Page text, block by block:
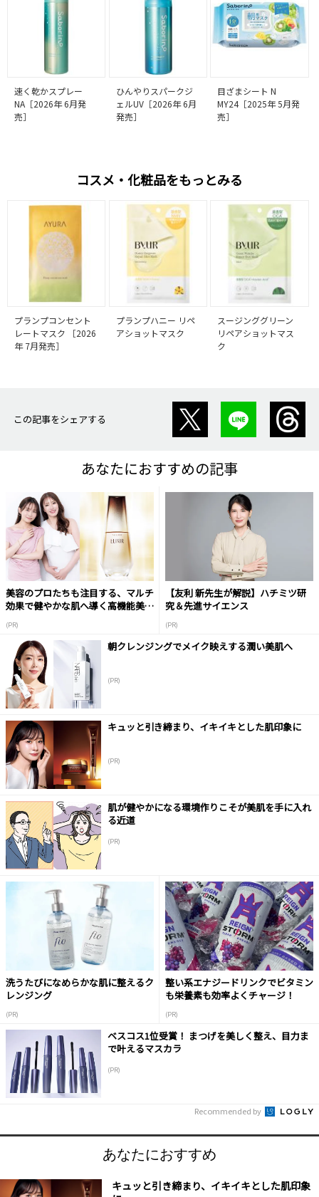
速く乾かスプレー
NA［2026年 6月発
売］
ひんやりスパークジ
ェルUV［2026年 6月
発売］
目ざまシート N
MY24［2025年 5月発
売］
コスメ・化粧品をもっとみる
プランプコンセント
レートマスク ［2026
年 7月発売］
プランプハニー リペ
アショットマスク
スージンググリーン
リペアショットマス
ク
この記事をシェアする
あなたにおすすめの記事
美容のプロたちも注目する、マルチ
効果で健やかな肌へ導く高機能美容
(PR)
【友利 新先生が解説】ハチミツ研
究＆先進サイエンス
(PR)
朝クレンジングでメイク映えする潤い美肌へ
(PR)
キュッと引き締まり、イキイキとした肌印象に
(PR)
肌が健やかになる環境作りこそが美肌を手に入れ
る近道
(PR)
洗うたびになめらかな肌に整えるク
レンジング
(PR)
整い系エナジードリンクでビタミン
も栄養素も効率よくチャージ！
(PR)
ベスコス1位受賞！ まつげを美しく整え、目力ま
で叶えるマスカラ
(PR)
Recommended by
あなたにおすすめ
キュッと引き締まり、イキイキとした肌印象